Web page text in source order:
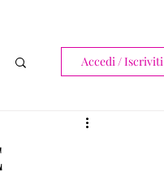
Accedi / Iscriviti